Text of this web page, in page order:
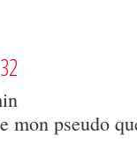
mon pseudo